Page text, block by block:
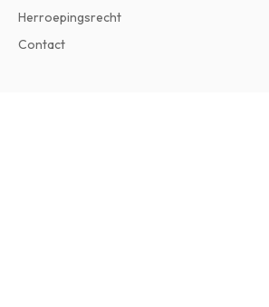
Herroepingsrecht
Contact